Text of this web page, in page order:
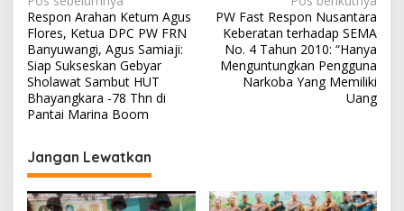
pos
Respon Arahan Ketum Agus
Flores, Ketua DPC PW FRN
Banyuwangi, Agus Samiaji:
Siap Sukseskan Gebyar
Sholawat Sambut HUT
Bhayangkara -78 Thn di
Pantai Marina Boom
PW Fast Respon Nusantara
Keberatan terhadap SEMA
No. 4 Tahun 2010: “Hanya
Menguntungkan Pengguna
Narkoba Yang Memiliki
Uang
Jangan Lewatkan